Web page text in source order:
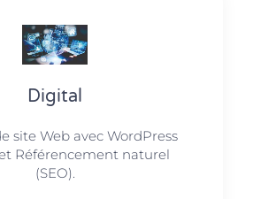
Digital
site Web avec WordPress
Référencement naturel
(SEO).